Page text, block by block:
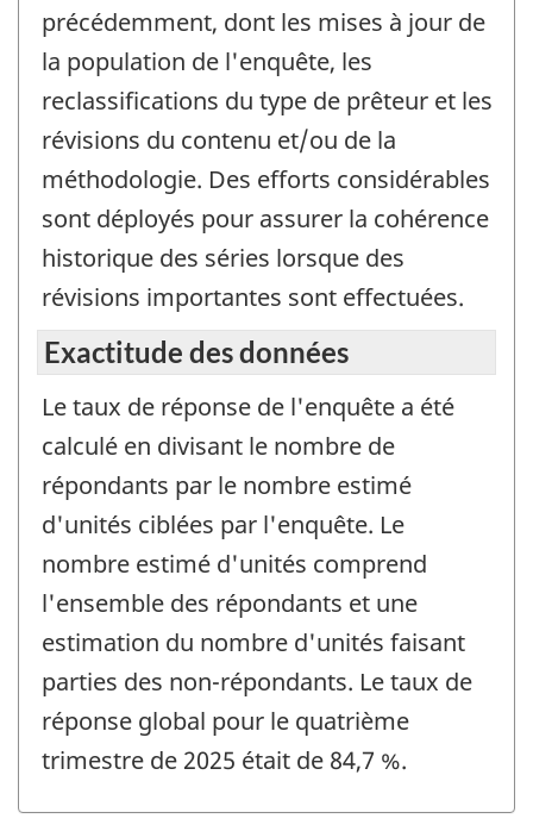
précédemment, dont les mises à jour de
la population de l'enquête, les
reclassifications du type de prêteur et les
révisions du contenu et/ou de la
méthodologie. Des efforts considérables
sont déployés pour assurer la cohérence
historique des séries lorsque des
révisions importantes sont effectuées.
Exactitude des données
Le taux de réponse de l'enquête a été
calculé en divisant le nombre de
répondants par le nombre estimé
d'unités ciblées par l'enquête. Le
nombre estimé d'unités comprend
l'ensemble des répondants et une
estimation du nombre d'unités faisant
parties des non-répondants. Le taux de
réponse global pour le quatrième
trimestre de 2025 était de 84,7 %.